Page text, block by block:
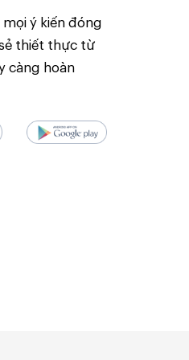
ý kiến đóng
thiết thực từ
càng hoàn